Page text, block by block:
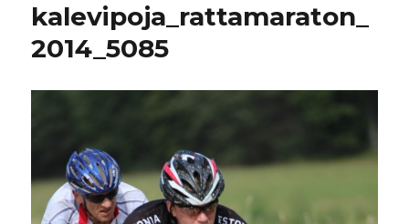
kalevipoja_rattamaraton_
2014_5085